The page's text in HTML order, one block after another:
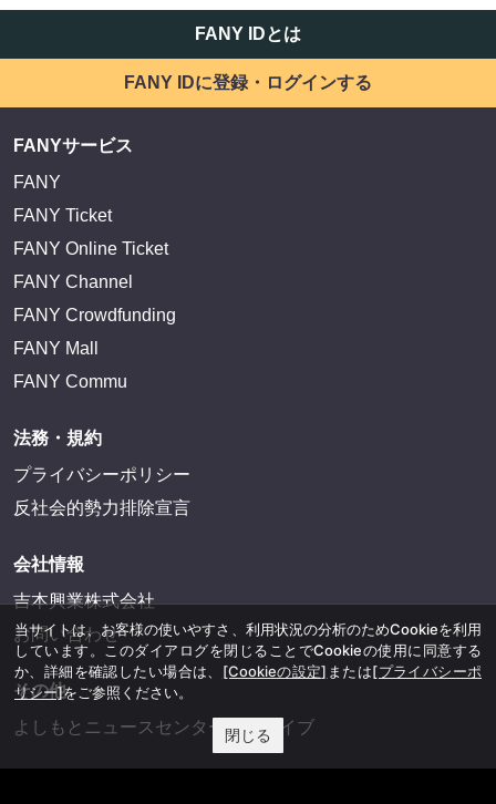
FANY IDとは
FANY IDに登録・ログインする
FANYサービス
FANY
FANY Ticket
FANY Online Ticket
FANY Channel
FANY Crowdfunding
FANY Mall
FANY Commu
法務・規約
プライバシーポリシー
反社会的勢力排除宣言
会社情報
吉本興業株式会社
お問い合わせ
その他
よしもとニュースセンターアーカイブ
当サイトは、お客様の使いやすさ、利用状況の分析のためCookieを利用
しています。このダイアログを閉じることでCookieの使用に同意する
か、詳細を確認したい場合は、 [Cookieの設定] または[プライバシーポ
リシー]をご参照ください。
閉じる